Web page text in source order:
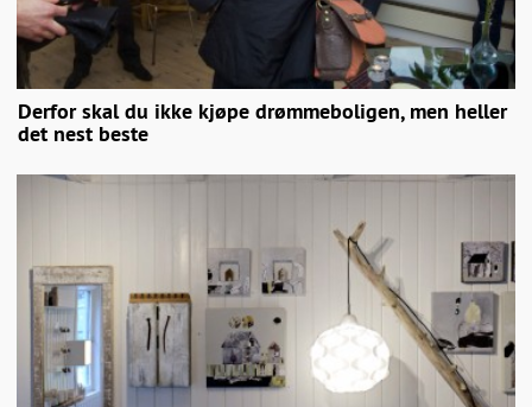
Derfor skal du ikke kjøpe drømmeboligen, men heller
det nest beste